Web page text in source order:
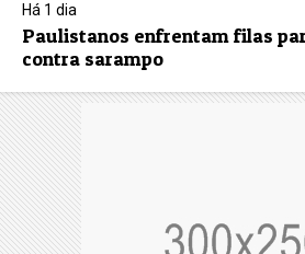
Há 1 dia
Paulistanos enfrentam filas
contra sarampo